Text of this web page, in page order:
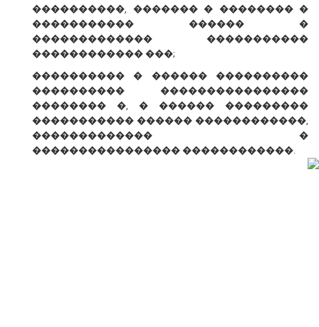
����������, ������� � �������� �
����������� ������ �
������������� �����������
������������ ���;
���������� � ������ ����������
���������� ����������������
�������� �, � ������ ���������
����������� ������ ������������,
������������� �
���������������� ������������.